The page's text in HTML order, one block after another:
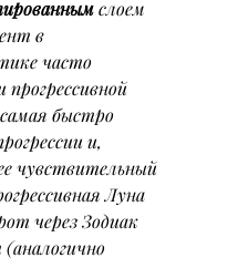
слоем
в
часто
быстро
и,
чувствительный
Луна
через Зодиак